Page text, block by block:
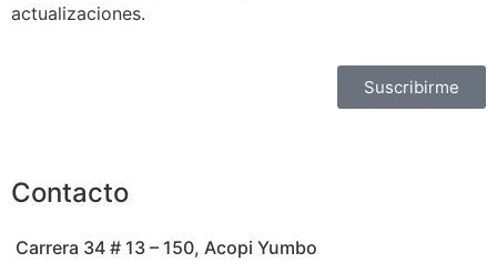
actualizaciones.
Suscribirme
Contacto
Carrera 34 # 13 – 150, Acopi Yumbo